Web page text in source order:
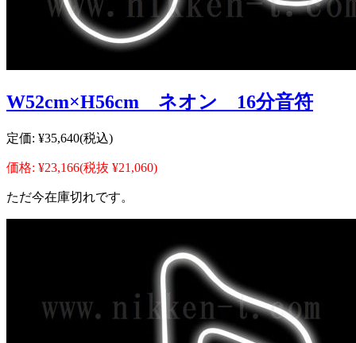
W52cm×H56cm ネオン 16分音符
定価: ¥35,640(税込)
価格: ¥23,166(税抜 ¥21,060)
ただ今在庫切れです。